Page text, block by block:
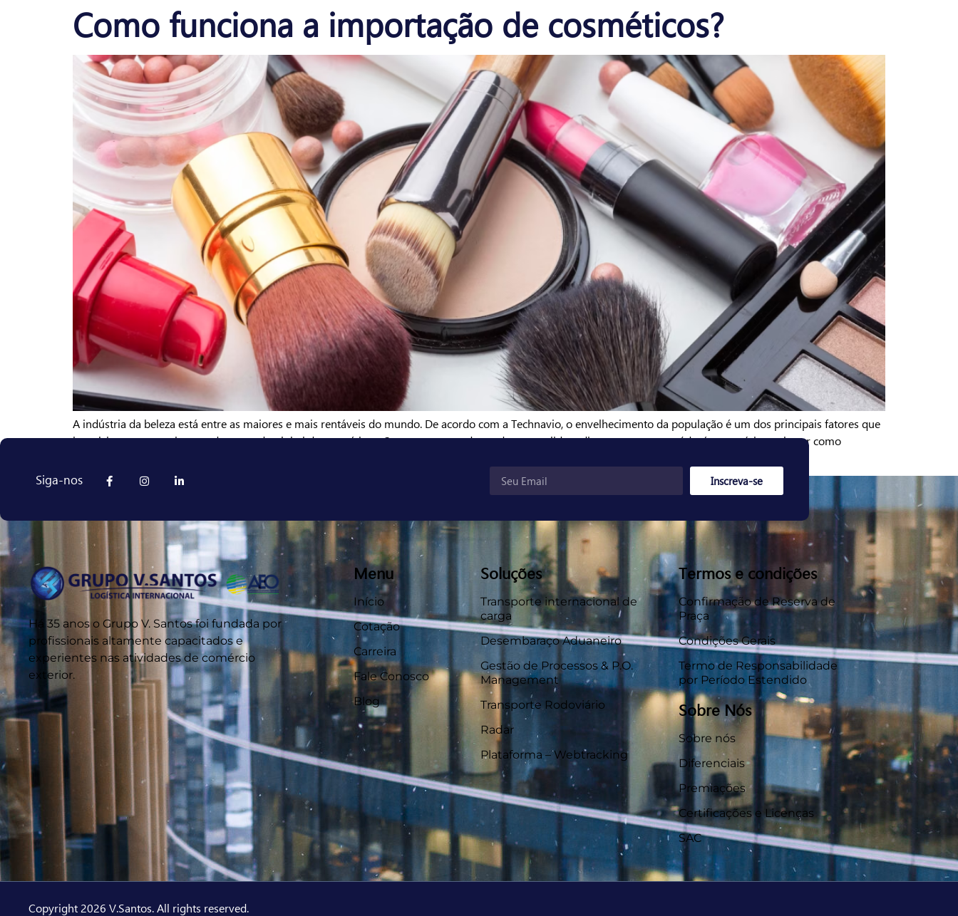
Como funciona a importação de cosméticos?
A indústria da beleza está entre as maiores e mais rentáveis do mundo. De acordo com a Technavio, o envelhecimento da população é um dos principais fatores que
impulsionam o crescimento do mercado global de cosméticos. Como tratam-se de produtos que lidam diretamente com saúde, é necessário conhecer como
Siga-nos Inscreva-se
Há 35 anos o Grupo V. Santos foi fundada por
profissionais altamente capacitados e
experientes nas atividades de comércio
exterior.
Menu
Início
Cotação
Carreira
Fale Conosco
Blog
Soluções
Transporte internacional de
carga
Desembaraço Aduaneiro
Gestão de Processos & P.O.
Management
Transporte Rodoviário
Radar
Plataforma – Webtracking
Termos e condições
Confirmação de Reserva de
Praça
Condições Gerais
Termo de Responsabilidade
por Período Estendido
Sobre Nós
Sobre nós
Diferenciais
Premiações
Certificações e Licenças
SAC
Copyright 2026 V.Santos. All rights reserved.